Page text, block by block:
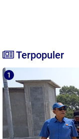
Terpopuler